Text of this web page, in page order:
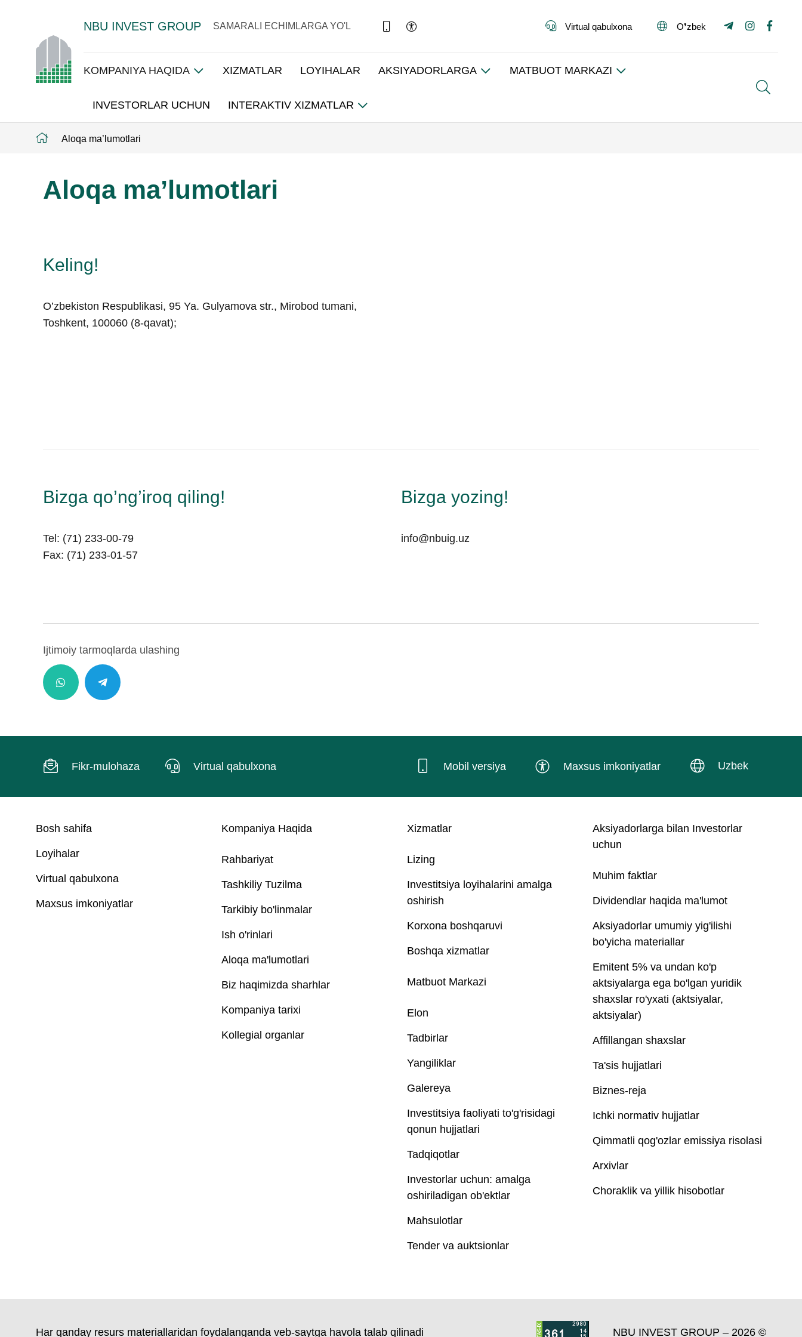
NBU INVEST GROUP SAMARALI ECHIMLARGA YO'L Virtual qabulxona O❜zbek
KOMPANIYA HAQIDA XIZMATLAR LOYIHALAR AKSIYADORLARGA MATBUOT MARKAZI
INVESTORLAR UCHUN INTERAKTIV XIZMATLAR
Aloqa ma’lumotlari
Aloqa ma’lumotlari
Keling!
O’zbekiston Respublikasi, 95 Ya. Gulyamova str., Mirobod tumani,
Toshkent, 100060 (8-qavat);
Bizga qo’ng’iroq qiling!
Tel: (71) 233-00-79
Fax: (71) 233-01-57
Bizga yozing!
info@nbuig.uz
Ijtimoiy tarmoqlarda ulashing
Fikr-mulohaza Virtual qabulxona Mobil versiya Maxsus imkoniyatlar Uzbek
Bosh sahifa
Loyihalar
Virtual qabulxona
Maxsus imkoniyatlar
Kompaniya Haqida
Rahbariyat
Tashkiliy Tuzilma
Tarkibiy bo'linmalar
Ish o'rinlari
Aloqa ma'lumotlari
Biz haqimizda sharhlar
Kompaniya tarixi
Kollegial organlar
Xizmatlar
Lizing
Investitsiya loyihalarini amalga
oshirish
Korxona boshqaruvi
Boshqa xizmatlar
Matbuot Markazi
Elon
Tadbirlar
Yangiliklar
Galereya
Investitsiya faoliyati to'g'risidagi
qonun hujjatlari
Tadqiqotlar
Investorlar uchun: amalga
oshiriladigan ob'ektlar
Mahsulotlar
Tender va auktsionlar
Aksiyadorlarga bilan Investorlar
uchun
Muhim faktlar
Dividendlar haqida ma'lumot
Aksiyadorlar umumiy yig'ilishi
bo'yicha materiallar
Emitent 5% va undan ko'p
aktsiyalarga ega bo'lgan yuridik
shaxslar ro'yxati (aktsiyalar,
aktsiyalar)
Affillangan shaxslar
Ta'sis hujjatlari
Biznes-reja
Ichki normativ hujjatlar
Qimmatli qog'ozlar emissiya risolasi
Arxivlar
Choraklik va yillik hisobotlar
Har qanday resurs materiallaridan foydalanganda veb-saytga havola talab qilinadi NBU INVEST GROUP – 2026 ©